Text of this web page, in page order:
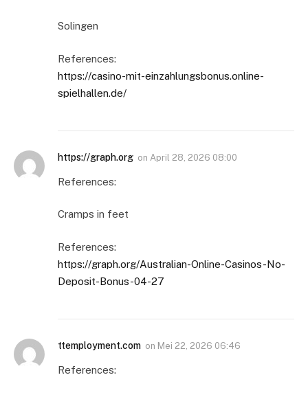
Solingen
References:
https://casino-mit-einzahlungsbonus.online-
spielhallen.de/
https://graph.org on April 28, 2026 08:00
References:
Cramps in feet
References:
https://graph.org/Australian-Online-Casinos-No-
Deposit-Bonus-04-27
ttemployment.com on Mei 22, 2026 06:46
References: